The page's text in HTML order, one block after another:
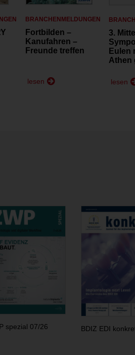
BRANCHENMELDUNGEN
Fortbilden –
Kanufahren –
Freunde treffen
lesen
3.
Eulen
Athen
lesen
spezial 07/26 BDIZ EDI